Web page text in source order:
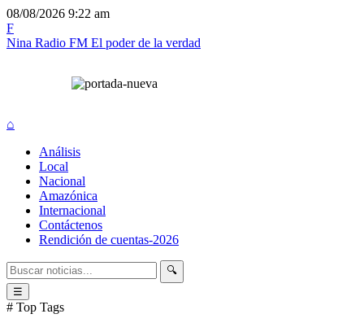
08/08/2026 9:22 am
F
Nina Radio FM El poder de la verdad
⌂
Análisis
Local
Nacional
Amazónica
Internacional
Contáctenos
Rendición de cuentas-2026
🔍
☰
# Top Tags